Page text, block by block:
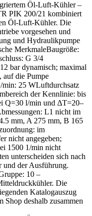
Öl-Luft-Kühler –
PIK 200/21 kombiniert
Öl-Luft-Kühler. Die
vorgesehen und
und Hydraulikpumpe
MerkmaleBaugröße:
G 3/4
bar dynamisch; maximal
auf die Pumpe
min: 25 WLuftdurchsatz
der Kennlinie: bis
Q=30 l/min und ΔT=20–
L1 nicht im
mm, A 275 mm, B 165
im
nicht angegeben;
1500 1/min nicht
unterscheiden sich nach
der Ausführung.
10 –
Die
Katalogauszug
Shop deshalb zusammen